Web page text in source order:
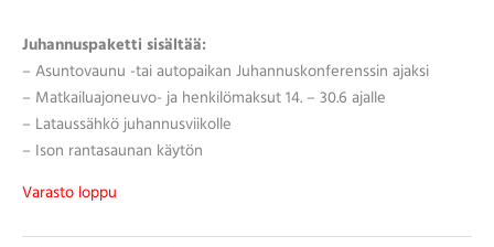
Juhannuspaketti sisältää:
– Asuntovaunu -tai autopaikan Juhannuskonferenssin ajaksi
– Matkailuajoneuvo- ja henkilömaksut 14. – 30.6 ajalle
– Lataussähkö juhannusviikolle
– Ison rantasaunan käytön
Varasto loppu